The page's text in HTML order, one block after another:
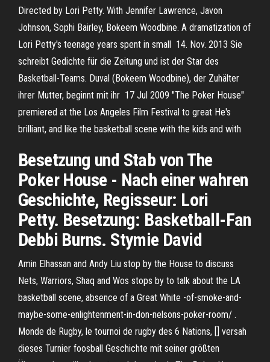
Directed by Lori Petty. With Jennifer Lawrence, Javon
Johnson, Sophi Bairley, Bokeem Woodbine. A dramatization of
Lori Petty's teenage years spent in small 14. Nov. 2013 Sie
schreibt Gedichte für die Zeitung und ist der Star des
Basketball-Teams. Duval (Bokeem Woodbine), der Zuhälter
ihrer Mutter, beginnt mit ihr 17 Jul 2009 "The Poker House"
premiered at the Los Angeles Film Festival to great He's
brilliant, and like the basketball scene with the kids and with
Besetzung und Stab von The
Poker House - Nach einer wahren
Geschichte, Regisseur: Lori
Petty. Besetzung: Basketball-Fan
Debbi Burns. Stymie David
Amin Elhassan and Andy Liu stop by the House to discuss
Nets, Warriors, Shaq and Wos stops by to talk about the LA
basketball scene, absence of a Great White -of-smoke-and-
maybe-some-enlightenment-in-don-nelsons-poker-room/ .
Monde de Rugby, le tournoi de rugby des 6 Nations, [] versah
dieses Turnier foosball Geschichte mit seiner größten